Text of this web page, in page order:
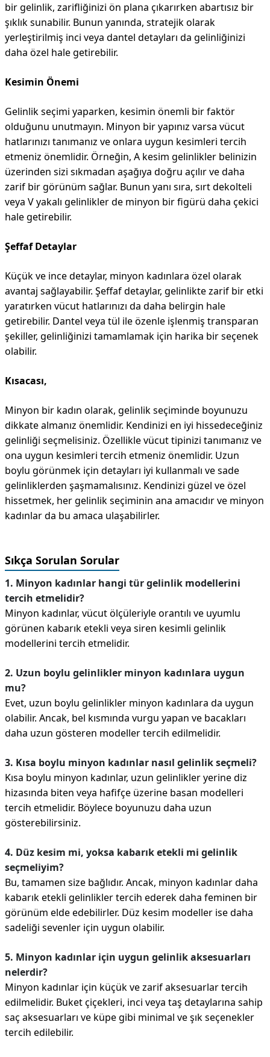
bir gelinlik, zarifliğinizi ön plana çıkarırken abartısız bir
şıklık sunabilir. Bunun yanında, stratejik olarak
yerleştirilmiş inci veya dantel detayları da gelinliğinizi
daha özel hale getirebilir.
Kesimin Önemi
Gelinlik seçimi yaparken, kesimin önemli bir faktör
olduğunu unutmayın. Minyon bir yapınız varsa vücut
hatlarınızı tanımanız ve onlara uygun kesimleri tercih
etmeniz önemlidir. Örneğin, A kesim gelinlikler belinizin
üzerinden sizi sıkmadan aşağıya doğru açılır ve daha
zarif bir görünüm sağlar. Bunun yanı sıra, sırt dekolteli
veya V yakalı gelinlikler de minyon bir figürü daha çekici
hale getirebilir.
Şeffaf Detaylar
Küçük ve ince detaylar, minyon kadınlara özel olarak
avantaj sağlayabilir. Şeffaf detaylar, gelinlikte zarif bir etki
yaratırken vücut hatlarınızı da daha belirgin hale
getirebilir. Dantel veya tül ile özenle işlenmiş transparan
şekiller, gelinliğinizi tamamlamak için harika bir seçenek
olabilir.
Kısacası,
Minyon bir kadın olarak, gelinlik seçiminde boyunuzu
dikkate almanız önemlidir. Kendinizi en iyi hissedeceğiniz
gelinliği seçmelisiniz. Özellikle vücut tipinizi tanımanız ve
ona uygun kesimleri tercih etmeniz önemlidir. Uzun
boylu görünmek için detayları iyi kullanmalı ve sade
gelinliklerden şaşmamalısınız. Kendinizi güzel ve özel
hissetmek, her gelinlik seçiminin ana amacıdır ve minyon
kadınlar da bu amaca ulaşabilirler.
Sıkça Sorulan Sorular
1. Minyon kadınlar hangi tür gelinlik modellerini
tercih etmelidir?
Minyon kadınlar, vücut ölçüleriyle orantılı ve uyumlu
görünen kabarık etekli veya siren kesimli gelinlik
modellerini tercih etmelidir.
2. Uzun boylu gelinlikler minyon kadınlara uygun
mu?
Evet, uzun boylu gelinlikler minyon kadınlara da uygun
olabilir. Ancak, bel kısmında vurgu yapan ve bacakları
daha uzun gösteren modeller tercih edilmelidir.
3. Kısa boylu minyon kadınlar nasıl gelinlik seçmeli?
Kısa boylu minyon kadınlar, uzun gelinlikler yerine diz
hizasında biten veya hafifçe üzerine basan modelleri
tercih etmelidir. Böylece boyunuzu daha uzun
gösterebilirsiniz.
4. Düz kesim mi, yoksa kabarık etekli mi gelinlik
seçmeliyim?
Bu, tamamen size bağlıdır. Ancak, minyon kadınlar daha
kabarık etekli gelinlikler tercih ederek daha feminen bir
görünüm elde edebilirler. Düz kesim modeller ise daha
sadeliği sevenler için uygun olabilir.
5. Minyon kadınlar için uygun gelinlik aksesuarları
nelerdir?
Minyon kadınlar için küçük ve zarif aksesuarlar tercih
edilmelidir. Buket çiçekleri, inci veya taş detaylarına sahip
saç aksesuarları ve küpe gibi minimal ve şık seçenekler
tercih edilebilir.